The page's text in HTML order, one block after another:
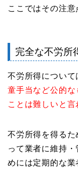
ここではその注意
完全な不労所
不労所得について
童手当など公的
ことは難しいと言
不労所得を得るた
って業者に維持
めには定期的な業